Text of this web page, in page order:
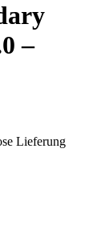
–
Lieferung